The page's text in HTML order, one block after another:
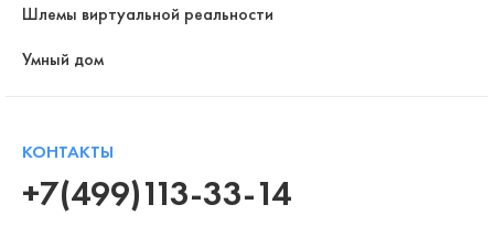
Шлемы виртуальной реальности
Умный дом
КОНТАКТЫ
+7(499)113-33-14